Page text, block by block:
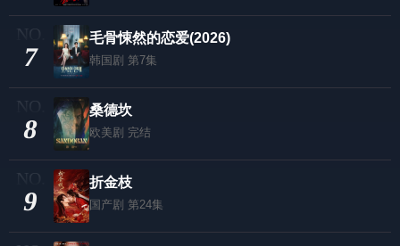
7
毛骨悚然的恋爱(2026)
韩国剧 第7集
8
桑德坎
欧美剧 完结
9
折金枝
国产剧 第24集